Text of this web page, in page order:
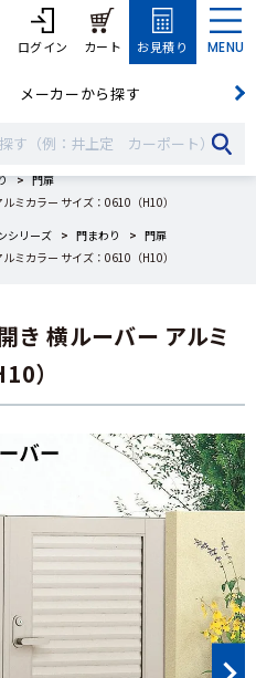
ログイン カート お見積り MENU
メーカーから探す
門扉
ミカラー サイズ：0610（H10）
シリーズ 門まわり
門扉
ミカラー サイズ：0610（H10）
き 横ルーバー アルミ
）